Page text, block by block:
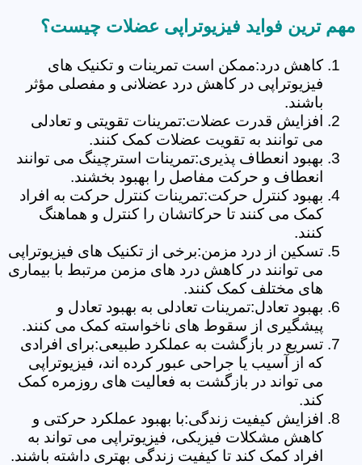
مهم ترین فواید فیزیوتراپی عضلات چیست؟
کاهش درد:ممکن است تمرینات و تکنیک های
فیزیوتراپی در کاهش درد عضلانی و مفصلی مؤثر
باشند.
افزایش قدرت عضلات:تمرینات تقویتی و تعادلی
می توانند به تقویت عضلات کمک کنند.
بهبود انعطاف پذیری:تمرینات استرچینگ می توانند
انعطاف و حرکت مفاصل را بهبود بخشند.
بهبود کنترل حرکت:تمرینات کنترل حرکت به افراد
کمک می کنند تا حرکاتشان را کنترل و هماهنگ
کنند.
تسکین از درد مزمن:برخی از تکنیک های فیزیوتراپی
می توانند در کاهش درد های مزمن مرتبط با بیماری
های مختلف کمک کنند.
بهبود تعادل:تمرینات تعادلی به بهبود تعادل و
پیشگیری از سقوط های ناخواسته کمک می کنند.
تسریع در بازگشت به عملکرد طبیعی:برای افرادی
که از آسیب یا جراحی عبور کرده اند، فیزیوتراپی
می تواند در بازگشت به فعالیت های روزمره کمک
کند.
افزایش کیفیت زندگی:با بهبود عملکرد حرکتی و
کاهش مشکلات فیزیکی، فیزیوتراپی می تواند به
افراد کمک کند تا کیفیت زندگی بهتری داشته باشند.